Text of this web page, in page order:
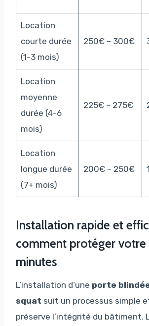
Location
courte durée
(1-3 mois)
250€ – 300€
Location
moyenne
durée (4-6
mois)
225€ – 275€
Location
longue durée
(7+ mois)
200€ – 250€
Installation rapide et
comment protéger votre
minutes
L’installation d’une porte
squat suit un processus simple
préserve l’intégrité du bâtiment.